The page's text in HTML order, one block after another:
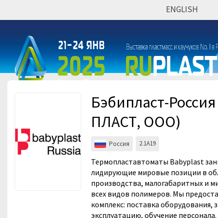
ENGLISH
Бэбипласт-
ПЛАСТ, ООО)
Россия 2.1A19
Термопластавтоматы Babyplast
лидирующие мировые позиции в
производства, малогабаритных и
всех видов полимеров. Мы
комплекс: поставка оборудования,
эксплуатацию, обучение персонала.
Мероприятия
Организации